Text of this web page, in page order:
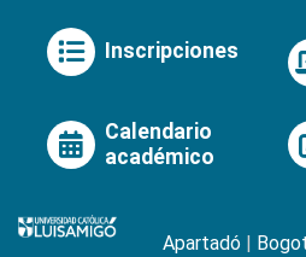
Inscripciones
Calendario
académico
Apartadó